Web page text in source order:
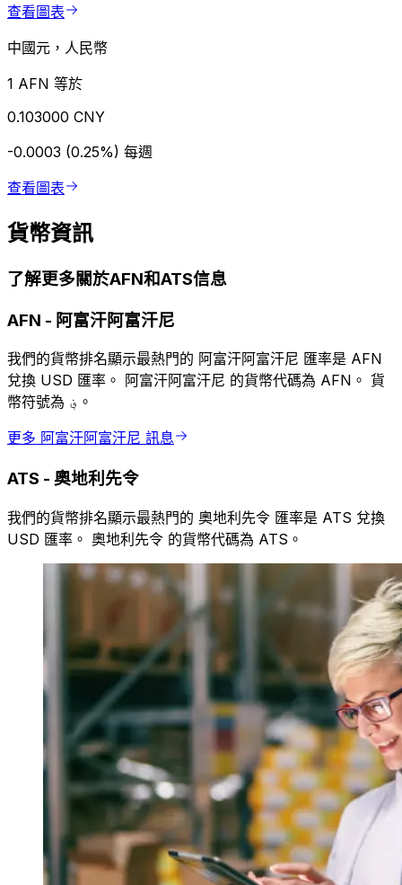
查看圖表
中國元，人民幣
1 AFN 等於
0.103000 CNY
-0.0003 (0.25%) 每週
查看圖表
貨幣資訊
了解更多關於AFN和ATS信息
AFN - 阿富汗阿富汗尼
我們的貨幣排名顯示最熱門的 阿富汗阿富汗尼 匯率是 AFN
兌換 USD 匯率。 阿富汗阿富汗尼 的貨幣代碼為 AFN。 貨
幣符號為 ؋。
更多 阿富汗阿富汗尼 訊息
ATS - 奧地利先令
我們的貨幣排名顯示最熱門的 奧地利先令 匯率是 ATS 兌換
USD 匯率。 奧地利先令 的貨幣代碼為 ATS。